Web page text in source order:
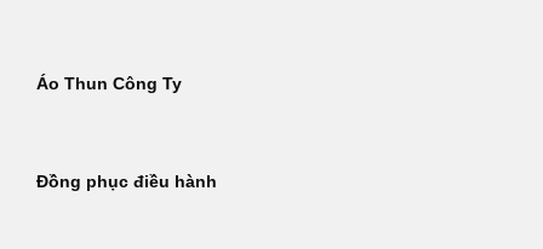
Áo Thun Công Ty
Đồng phục điều hành